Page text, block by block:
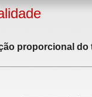
proporcional do